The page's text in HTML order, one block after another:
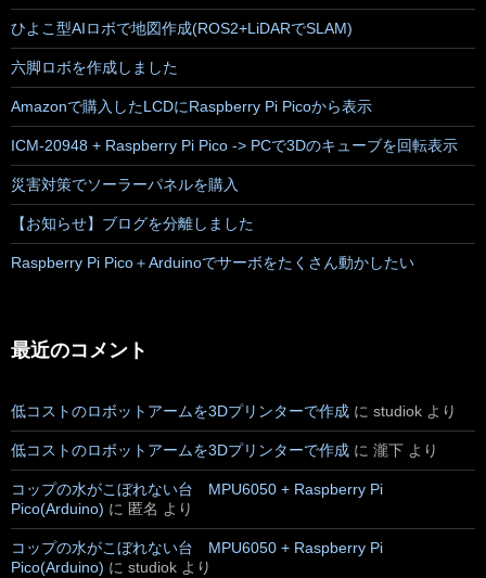
ひよこ型AIロボで地図作成(ROS2+LiDARでSLAM)
六脚ロボを作成しました
Amazonで購入したLCDにRaspberry Pi Picoから表示
ICM-20948 + Raspberry Pi Pico -> PCで3Dのキューブを回転表示
災害対策でソーラーパネルを購入
【お知らせ】ブログを分離しました
Raspberry Pi Pico＋Arduinoでサーボをたくさん動かしたい
最近のコメント
低コストのロボットアームを3Dプリンターで作成 に studiok より
低コストのロボットアームを3Dプリンターで作成 に 瀧下 より
コップの水がこぼれない台 MPU6050 + Raspberry Pi
Pico(Arduino) に 匿名 より
コップの水がこぼれない台 MPU6050 + Raspberry Pi
Pico(Arduino) に studiok より